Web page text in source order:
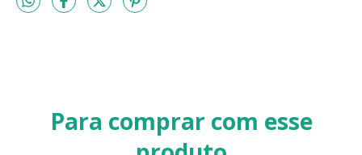
Para comprar com esse